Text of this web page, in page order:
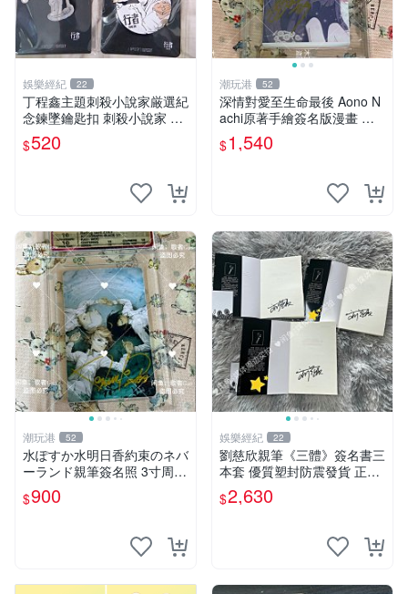
娛樂經紀 22
丁程鑫主題刺殺小說家厳選紀
念鍊墜鑰匙扣 刺殺小說家 丁
程鑫 鍊墜
$520
潮玩港 52
深情對愛至生命最後 Aono N
achi原著手繪簽名版漫畫 親
筆簽名限定收藏 命終不渝之
戀情 漫畫珍藏品
$1,540
潮玩港 52
水ぽすか水明日香約束のネバ
ーランド親筆簽名照 3寸周邊
照片 面簽正品 簽名照周邊
$900
娛樂經紀 22
劉慈欣親筆《三體》簽名書三
本套 優質塑封防震發貨 正版
收藏推薦 三體 經典 科幻小說
$2,630